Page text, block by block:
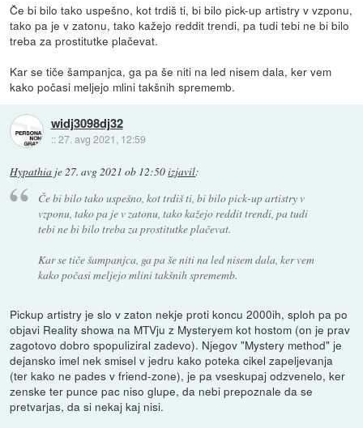
Če bi bilo tako uspešno, kot trdiš ti, bi bilo pick-up artistry v vzponu,
tako pa je v zatonu, tako kažejo reddit trendi, pa tudi tebi ne bi bilo
treba za prostitutke plačevat.
Kar se tiče šampanjca, ga pa še niti na led nisem dala, ker vem
kako počasi meljejo mlini takšnih sprememb.
widj3098dj32
::27. avg 2021, 12:59
Hypathia je27. avg 2021 ob 12:50izjavil:
Če bi bilo tako uspešno, kot trdiš ti, bi bilo pick-up artistry v
vzponu, tako pa je v zatonu, tako kažejo reddit trendi, pa tudi
tebi ne bi bilo treba za prostitutke plačevat.
Kar se tiče šampanjca, ga pa še niti na led nisem dala, ker vem
kako počasi meljejo mlini takšnih sprememb.
Pickup artistry je slo v zaton nekje proti koncu 2000ih, sploh pa po
objavi Reality showa na MTVju z Mysteryem kot hostom (on je prav
zagotovo dobro spopuliziral zadevo). Njegov "Mystery method" je
dejansko imel nek smisel v jedru kako poteka cikel zapeljevanja
(ter kako ne pades v friend-zone), je pa vseskupaj odzvenelo, ker
zenske ter punce pac niso glupe, da nebi prepoznale da se
pretvarjas, da si nekaj kaj nisi.